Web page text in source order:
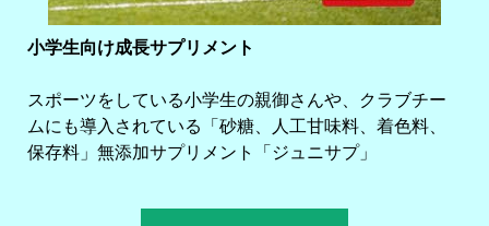
小学生向け成長サプリメント
スポーツをしている小学生の親御さんや、クラブチー
ムにも導入されている「砂糖、人工甘味料、着色料、
保存料」無添加サプリメント「ジュニサプ」